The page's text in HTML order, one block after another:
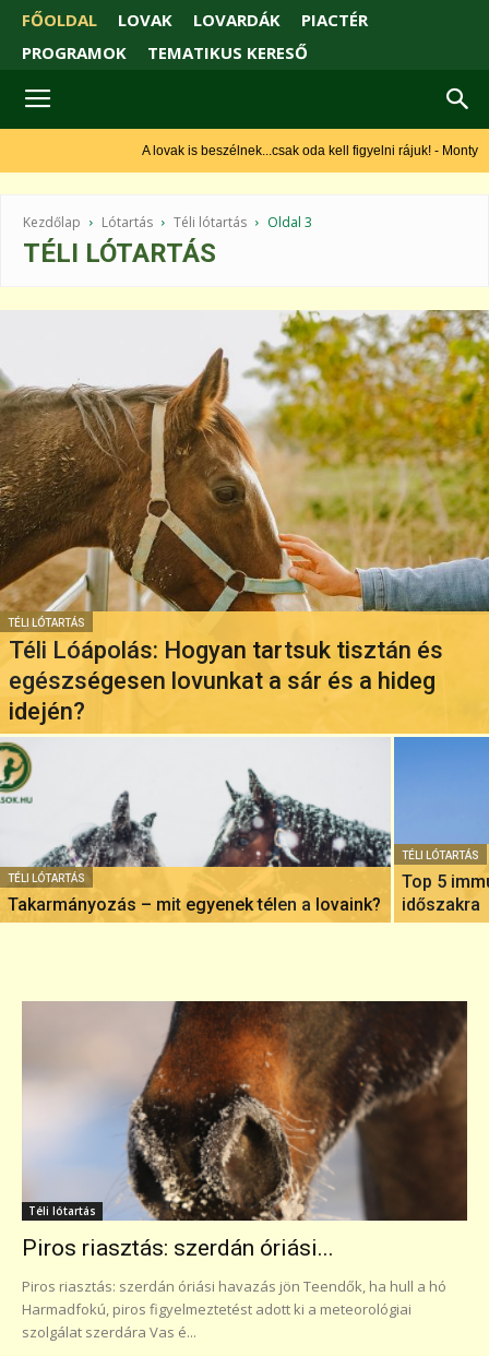
FŐOLDAL LOVAK LOVARDÁK
PIACTÉR
PROGRAMOK
TEMATIKUS KERESŐ
A lovak is beszélnek...csak oda kell figyelni rájuk! - Monty Roberts
Kezdőlap Lótartás Téli lótartás Oldal 3
TÉLI LÓTARTÁS
TÉLI LÓTARTÁS
Téli Lóápolás: Hogyan tartsuk tisztán és
egészségesen lovunkat a sár és a hideg
idején?
TÉLI LÓTARTÁS
Takarmányozás – mit egyenek télen a lovaink?
TÉLI LÓTARTÁS
Top 5
időszakra
Téli lótartás
Piros riasztás: szerdán óriási...
Piros riasztás: szerdán óriási havazás jön Teendők, ha hull a hó
Harmadfokú, piros figyelmeztetést adott ki a meteorológiai
szolgálat szerdára Vas é...